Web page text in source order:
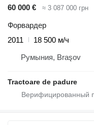
60 000 €
≈ 3 087 000 грн
Форвардер
2011
18 500 м/ч
Румыния, Braşov
Tractoare de padure